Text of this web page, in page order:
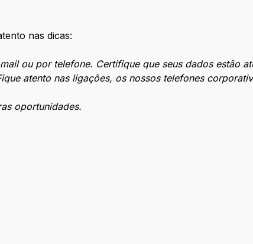
nas dicas:
ou por telefone. Certifique que seus dados estão
atento nas ligações, os nossos telefones
oportunidades.